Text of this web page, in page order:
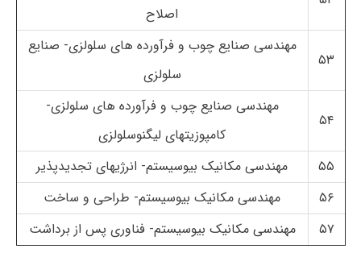
اصلاح
۵۳
مهندسی صنایع چوب و فرآورده های سلولزی- صنایع
سلولزی
۵۴
مهندسی صنایع چوب و فرآورده های سلولزی-
کامپوزیتهای لیگنوسلولزی
۵۵
مهندسی مکانیک بیوسیستم- انرژیهای تجدیدپذیر
۵۶
مهندسی مکانیک بیوسیستم- طراحی و ساخت
۵۷
مهندسی مکانیک بیوسیستم- فناوری پس از برداشت